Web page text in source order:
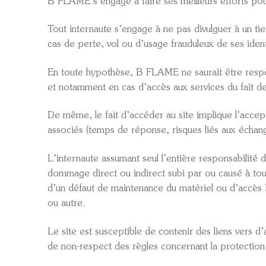
Tout internaute s’engage à ne pas divulguer à un
cas de perte, vol ou d’usage frauduleux de ses
En toute hypothèse, B FLAME ne saurait être
et notamment en cas d’accès aux services du fait
De même, le fait d’accéder au site implique
associés (temps de réponse, risques liés aux
L’internaute assumant seul l’entière
dommage direct ou indirect subi par ou causé à
d’un défaut de maintenance du matériel ou
ou autre.
Le site est susceptible de contenir des liens vers
de non-respect des règles concernant la